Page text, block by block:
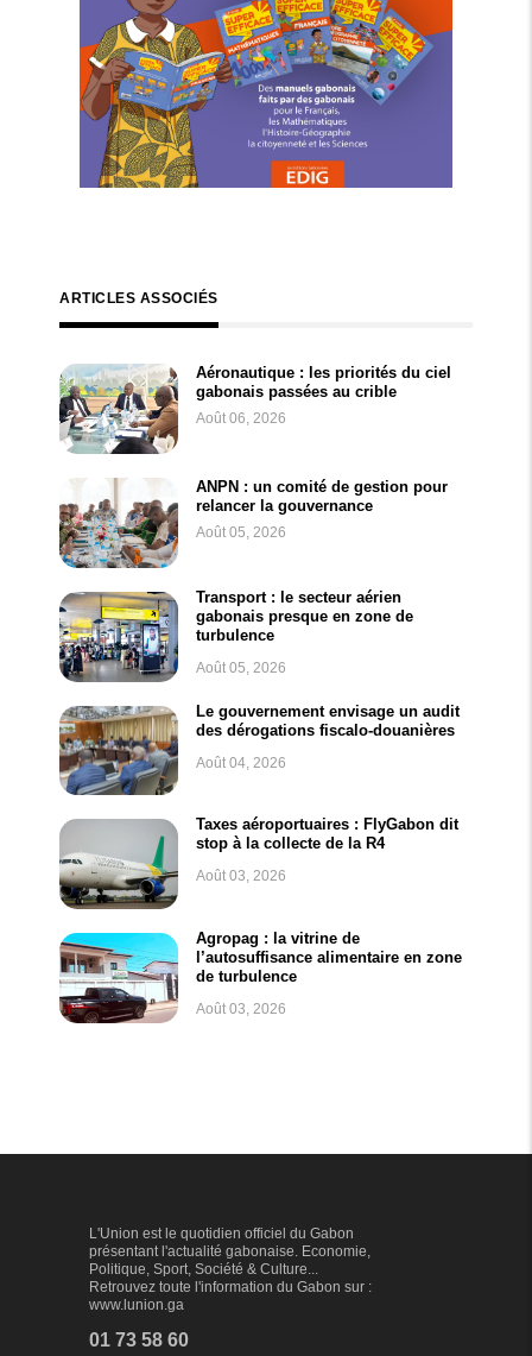
ARTICLES ASSOCIÉS
Aéronautique : les priorités du ciel
gabonais passées au crible
Août 06, 2026
ANPN : un comité de gestion pour
relancer la gouvernance
Août 05, 2026
Transport : le secteur aérien
gabonais presque en zone de
turbulence
Août 05, 2026
Le gouvernement envisage un audit
des dérogations fiscalo-douanières
Août 04, 2026
Taxes aéroportuaires : FlyGabon dit
stop à la collecte de la R4
Août 03, 2026
Agropag : la vitrine de
l’autosuffisance alimentaire en zone
de turbulence
Août 03, 2026
L'Union est le quotidien officiel du Gabon
présentant l'actualité gabonaise. Economie,
Politique, Sport, Société & Culture...
Retrouvez toute l'information du Gabon sur :
www.lunion.ga
01 73 58 60